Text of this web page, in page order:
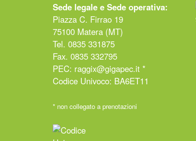
Sede legale e Sede operativa:
Piazza C. Firrao 19
75100 Matera (MT)
Tel. 0835 331875
Fax. 0835 332795
PEC: raggix@gigapec.it *
Codice Univoco: BA6ET11
* non collegato a prenotazioni